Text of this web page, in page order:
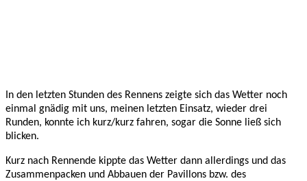
In den letzten Stunden des Rennens zeigte sich das Wetter noch
einmal gnädig mit uns, meinen letzten Einsatz, wieder drei
Runden, konnte ich kurz/kurz fahren, sogar die Sonne ließ sich
blicken.
Kurz nach Rennende kippte das Wetter dann allerdings und das
Zusammenpacken und Abbauen der Pavillons bzw. des